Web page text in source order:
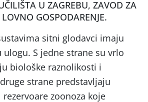
U ZAGREBU, ZAVOD ZA
GOSPODARENJE.
sitni glodavci imaju
S jedne strane su vrlo
biološke raznolikosti i
strane predstavljaju
zoonoza koje